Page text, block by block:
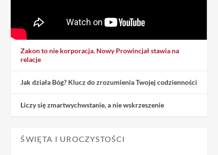
Zakon to nie korporacja. Nowy Prowincjał stawia na
relacje
Jak działa Bóg? Klucz do zrozumienia Twojej codzienności
Liczy się zmartwychwstanie, a nie wskrzeszenie
ŚWIĘTA I UROCZYSTOŚCI